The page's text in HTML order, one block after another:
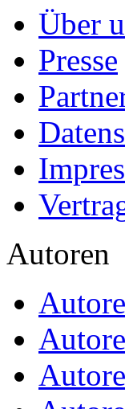
Über
Presse
Autoren